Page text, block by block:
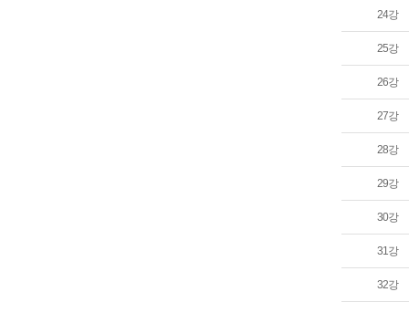
24강
25강
26강
27강
28강
29강
30강
31강
32강